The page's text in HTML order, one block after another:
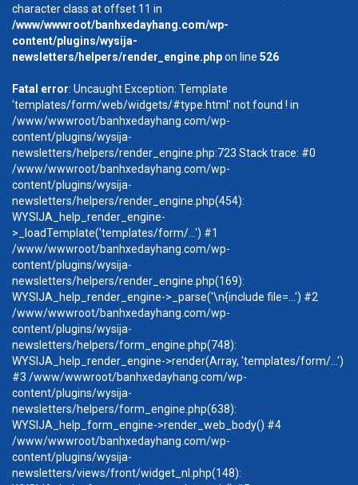
character class at offset 11 in
/www/wwwroot/banhxedayhang.com/wp-
content/plugins/wysija-
newsletters/helpers/render_engine.phpon line 526
Fatal error: Uncaught Exception: Template
'templates/form/web/widgets/#type.html' not found ! in
/www/wwwroot/banhxedayhang.com/wp-
content/plugins/wysija-
newsletters/helpers/render_engine.php:723 Stack trace: #0
/www/wwwroot/banhxedayhang.com/wp-
content/plugins/wysija-
newsletters/helpers/render_engine.php(454):
WYSIJA_help_render_engine-
>_loadTemplate('templates/form/...') #1
/www/wwwroot/banhxedayhang.com/wp-
content/plugins/wysija-
newsletters/helpers/render_engine.php(169):
WYSIJA_help_render_engine->_parse('\n{include file=...') #2
/www/wwwroot/banhxedayhang.com/wp-
content/plugins/wysija-
newsletters/helpers/form_engine.php(748):
WYSIJA_help_render_engine->render(Array, 'templates/form/...')
#3 /www/wwwroot/banhxedayhang.com/wp-
content/plugins/wysija-
newsletters/helpers/form_engine.php(638):
WYSIJA_help_form_engine->render_web_body() #4
/www/wwwroot/banhxedayhang.com/wp-
content/plugins/wysija-
newsletters/views/front/widget_nl.php(148):